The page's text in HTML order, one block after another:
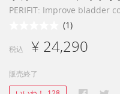
PERIFIT: Improve bladder
(1)
税込 ¥ 24,290
販売終了